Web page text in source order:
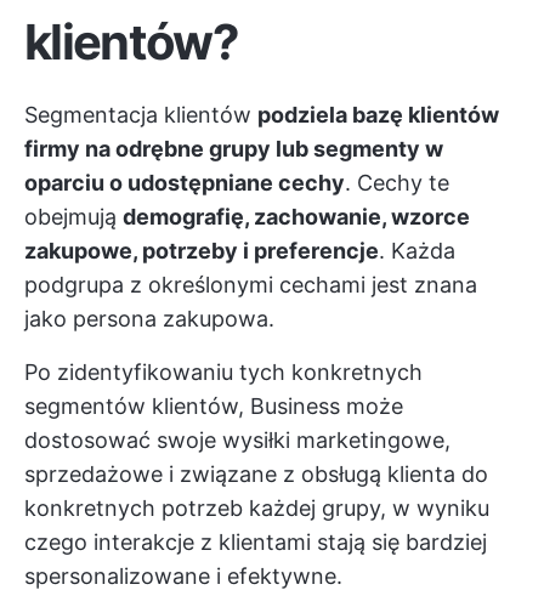
klientów?
Segmentacja klientów podziela bazę klientów
firmy na odrębne grupy lub segmenty w
oparciu o udostępniane cechy. Cechy te
obejmują demografię, zachowanie, wzorce
zakupowe, potrzeby i preferencje. Każda
podgrupa z określonymi cechami jest znana
jako persona zakupowa.
Po zidentyfikowaniu tych konkretnych
segmentów klientów, Business może
dostosować swoje wysiłki marketingowe,
sprzedażowe i związane z obsługą klienta do
konkretnych potrzeb każdej grupy, w wyniku
czego interakcje z klientami stają się bardziej
spersonalizowane i efektywne.